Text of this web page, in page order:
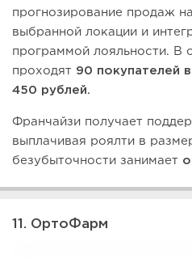
прогнозирование продаж
выбранной локации и
программой лояльности. В
проходят 90 покупателей
450 рублей.
Франчайзи получает
выплачивая роялти в
безубыточности занимает
11. ОртоФарм